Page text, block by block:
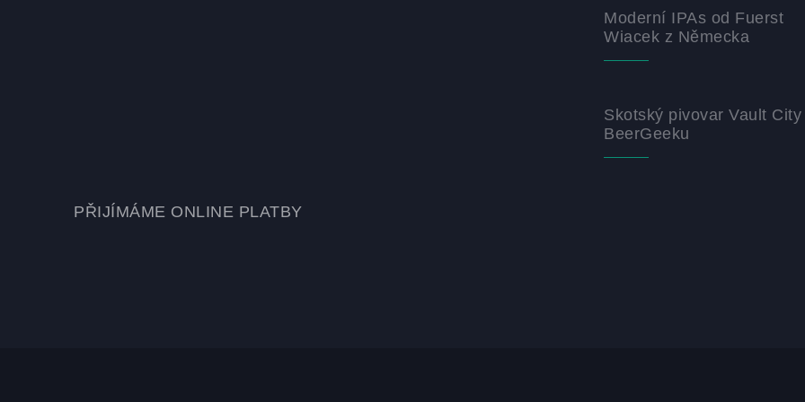
Moderní IPAs od Fuerst
Wiacek z Německa
Skotský pivovar Vault City
BeerGeeku
PŘIJÍMÁME ONLINE PLATBY